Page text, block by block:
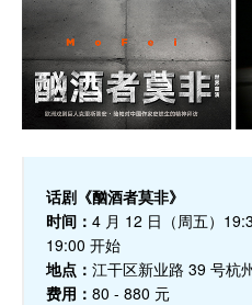
话剧《酗酒者莫非》
时间： 4 月 12 日（周五）
19:00 开始
地点： 江干区新业路 39 号杭
费用： 80 - 880 元